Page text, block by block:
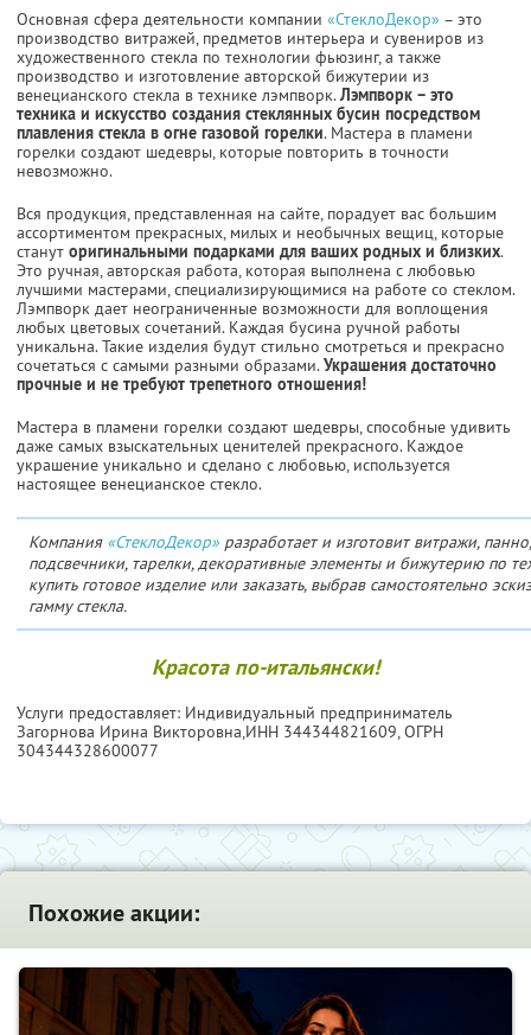
Основная сфера деятельности компании «СтеклоДекор» – это
производство витражей, предметов интерьера и сувениров из
художественного стекла по технологии фьюзинг, а также
производство и изготовление авторской бижутерии из
венецианского стекла в технике лэмпворк.Лэмпворк – это
техника и искусство создания стеклянных бусин посредством
плавления стекла в огне газовой горелки. Мастера в пламени
горелки создают шедевры, которые повторить в точности
невозможно.
Вся продукция, представленная на сайте, порадует вас большим
ассортиментом прекрасных, милых и необычных вещиц, которые
станут оригинальными подарками для ваших родных и близких.
Это ручная, авторская работа, которая выполнена с любовью
лучшими мастерами, специализирующимися на работе со стеклом.
Лэмпворк дает неограниченные возможности для воплощения
любых цветовых сочетаний. Каждая бусина ручной работы
уникальна. Такие изделия будут стильно смотреться и прекрасно
сочетаться с самыми разными образами.Украшения достаточно
прочные и не требуют трепетного отношения!
Мастера в пламени горелки создают шедевры, способные удивить
даже самых взыскательных ценителей прекрасного. Каждое
украшение уникально и сделано с любовью, используется
настоящее венецианское стекло.
Компания «СтеклоДекор» разработает и изготовит витражи,
подсвечники, тарелки, декоративные элементы и бижутерию по
купить готовое изделие или заказать, выбрав самостоятельно
гамму стекла.
Красота по-итальянски!
Услуги предоставляет: Индивидуальный предприниматель
Загорнова Ирина Викторовна,ИНН 344344821609, ОГРН
304344328600077
Похожие акции: